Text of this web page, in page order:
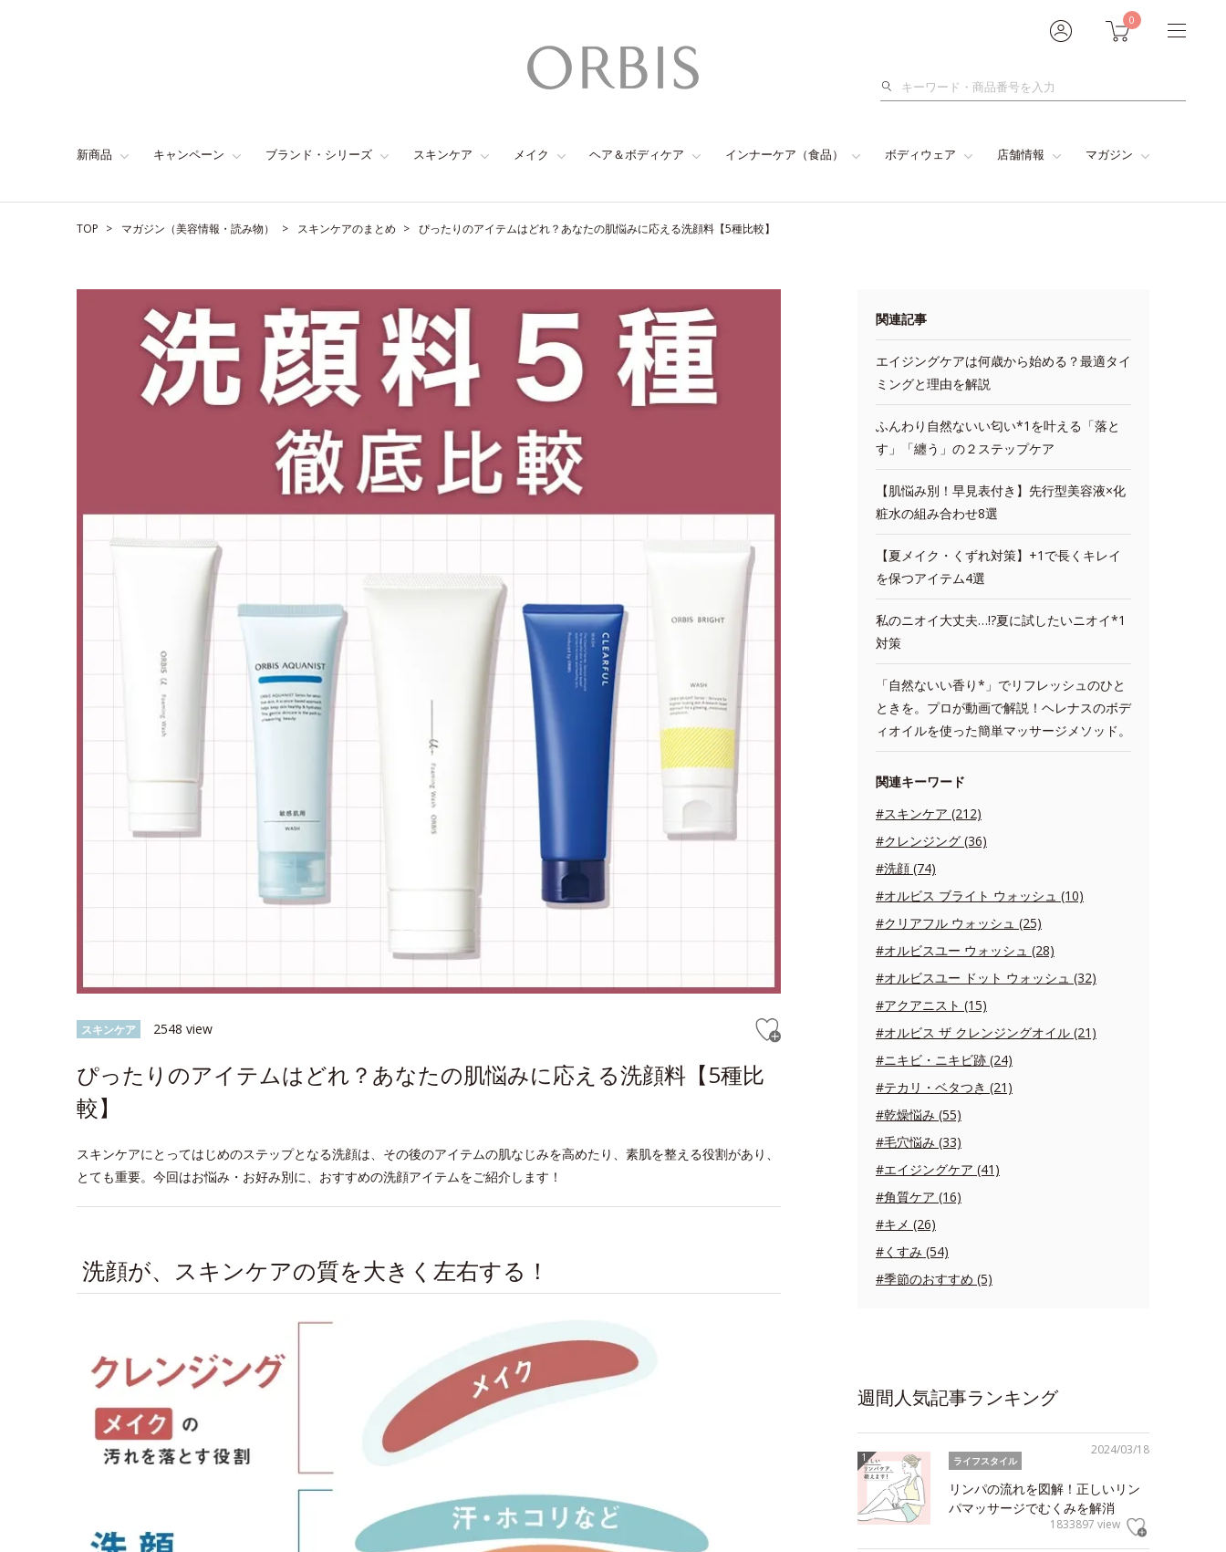
0
検
新商品 キャンペーン ブランド・シリーズ スキンケア メイク ヘア＆ボディケア インナーケア（食品） ボディウェア 店舗情報 マガジン
TOP マガジン（美容情報・読み物） スキンケアのまとめ ぴったりのアイテムはどれ？あなたの肌悩みに応える洗顔料【5種比較】
スキンケア 2548 view
ぴったりのアイテムはどれ？あなたの肌悩みに応える洗顔料【5種比
較】
スキンケアにとってはじめのステップとなる洗顔は、その後のアイテムの肌なじみを高めたり、素肌を整える役割があり、
とても重要。今回はお悩み・お好み別に、おすすめの洗顔アイテムをご紹介します！
洗顔が、スキンケアの質を大きく左右する！
関連記事
エイジングケアは何歳から始める？最適タイ
ミングと理由を解説
ふんわり自然ないい匂い*1を叶える「落と
す」「纏う」の２ステップケア
【肌悩み別！早見表付き】先行型美容液×化
粧水の組み合わせ8選
【夏メイク・くずれ対策】+1で長くキレイ
を保つアイテム4選
私のニオイ大丈夫…!?夏に試したいニオイ*1
対策
「自然ないい香り*」でリフレッシュのひと
ときを。プロが動画で解説！ヘレナスのボデ
ィオイルを使った簡単マッサージメソッド。
関連キーワード
#スキンケア (212)
#クレンジング (36)
#洗顔 (74)
#オルビス ブライト ウォッシュ (10)
#クリアフル ウォッシュ (25)
#オルビスユー ウォッシュ (28)
#オルビスユー ドット ウォッシュ (32)
#アクアニスト (15)
#オルビス ザ クレンジングオイル (21)
#ニキビ・ニキビ跡 (24)
#テカリ・ベタつき (21)
#乾燥悩み (55)
#毛穴悩み (33)
#エイジングケア (41)
#角質ケア (16)
#キメ (26)
#くすみ (54)
#季節のおすすめ (5)
週間人気記事ランキング
2024/03/18
ライフスタイル
リンパの流れを図解！正しいリン
パマッサージでむくみを解消
1833897 view